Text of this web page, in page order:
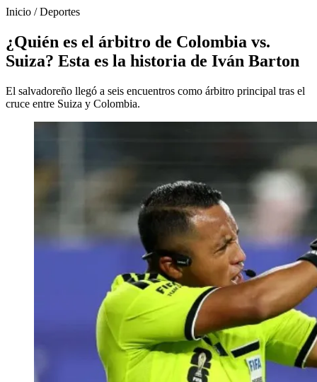
Inicio /Deportes
¿Quién es el árbitro de Colombia vs.
Suiza? Esta es la historia de Iván Barton
El salvadoreño llegó a seis encuentros como árbitro principal tras el
cruce entre Suiza y Colombia.